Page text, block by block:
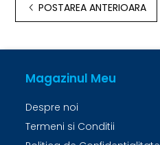
POSTAREA ANTERIOARA
Magazinul Meu
Despre noi
Termeni si Conditii